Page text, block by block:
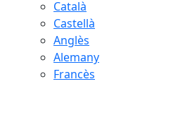
Català
Castellà
Anglès
Alemany
Francès